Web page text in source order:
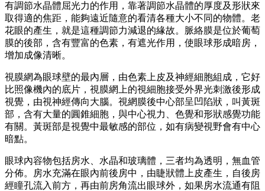
有調節水晶體屈光力的作用，靠著調節水晶體的厚度及形狀來
取得適的焦距，能夠遠近隨意的看清各種大小不同的物體。老
花眼的產生，就是這種調節力減退的緣故。脈絡膜是位於葡萄
膜的後部，含有豐富的色素，有遮光作用，使眼球形成暗房，
增加成像清晰。
視膜網為眼球壁的最內層，由色素上皮及神經細胞組成，它好
比照像機內的底片，視膜網上的視細胞接受外界光刺激後形成
視覺，由視神經傳向大腦。視網膜後中心部呈凹陷狀，叫黃斑
部，含有大量的圓錐細胞，與中心視力、色覺和形狀感覺功能
有關。黃斑部是視覺中最敏感的部位，如有病變視野會有中心
暗點。
眼球內容物包括房水、水晶和玻璃體，三者均為透明，無血管
分佈。房水充滿在眼內前後房中，由睫狀體上皮產生，自後房
經瞳孔流入前方，再由前房角流出眼球外，如果房水流通有阻